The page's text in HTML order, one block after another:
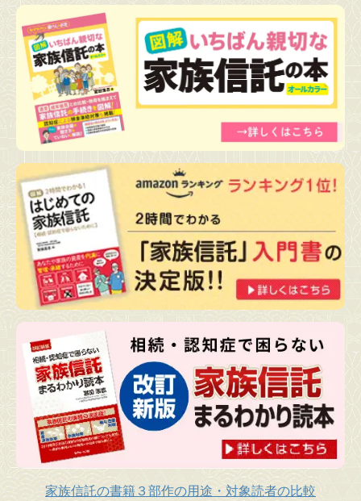
家族信託の書籍３部作の用途・対象読者の比較